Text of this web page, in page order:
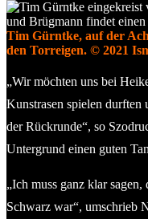
Tim Gürntke, auf der
den Torreigen. © 2021
„Wir möchten uns bei
Kunstrasen spielen
der Rückrunde“, so
Untergrund einen guten
„Ich muss ganz klar
Schwarz war“, umschrieb